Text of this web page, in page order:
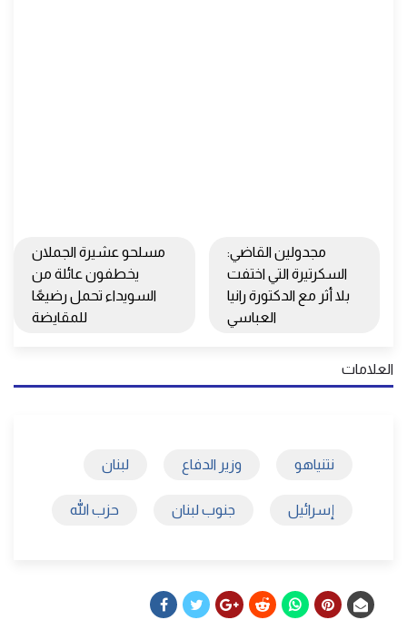
مجدولين القاضي:
السكرتيرة التي اختفت
بلا أثر مع الدكتورة رانيا
العباسي
مسلحو عشيرة الجملان
يخطفون عائلة من
السويداء تحمل رضيعًا
للمقايضة
العلامات
نتنياهو وزير الدفاع لبنان
إسرائيل جنوب لبنان حزب الله